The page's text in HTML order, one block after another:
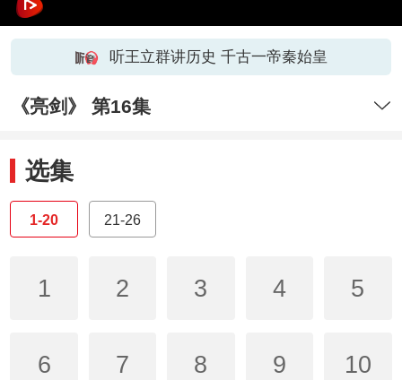
听王立群讲历史 千古一帝秦始皇
《亮剑》 第16集
选集
1-20 21-26
1 2 3 4 5
6 7 8 9 10